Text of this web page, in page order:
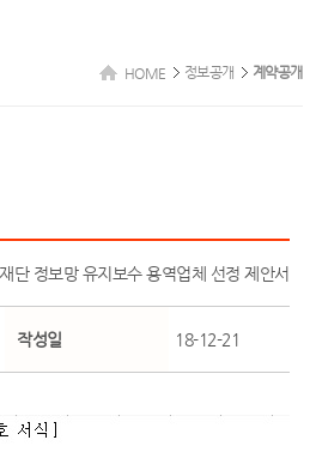
HOME 정보공개 계약공개
단 정보망 유지보수 용역업체 선정 제안서 평
작성일 18-12-21